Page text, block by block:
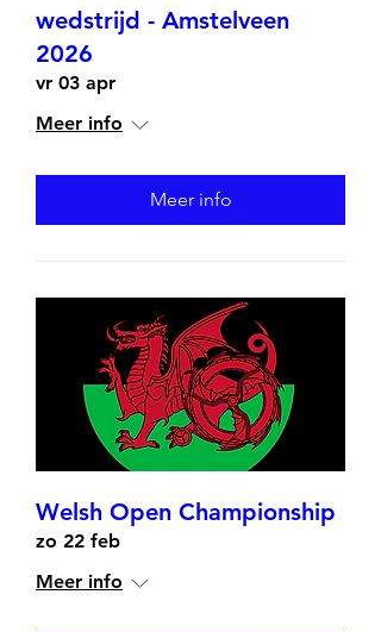
wedstrijd - Amstelveen
2026
vr 03 apr
Meer info
Meer info
Welsh Open Championship
zo 22 feb
Meer info